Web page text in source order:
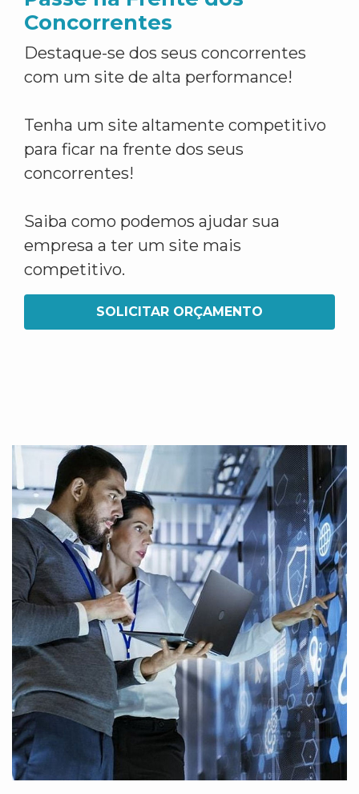
Concorrentes
Destaque-se dos seus concorrentes
com um site de alta performance!
Tenha um site altamente competitivo
para ficar na frente dos seus
concorrentes!
Saiba como podemos ajudar sua
empresa a ter um site mais
competitivo.
SOLICITAR ORÇAMENTO